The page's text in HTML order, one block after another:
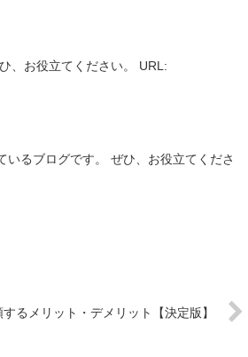
、お役立てください。 URL:
いるブログです。 ぜひ、お役立てくださ
るメリット・デメリット【決定版】